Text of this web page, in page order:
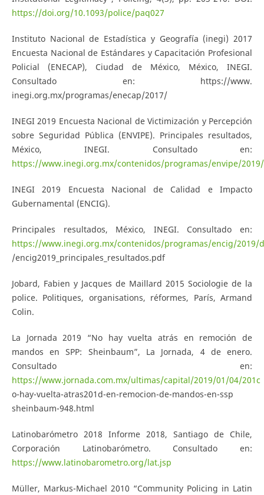
https://doi.org/10.1093/police/paq027
Instituto Nacional de Estadística y Geografía (inegi) 2017
Encuesta Nacional de Estándares y Capacitación Profesional
Policial (ENECAP), Ciudad de México, México, INEGI.
Consultado en: https://www.
inegi.org.mx/programas/enecap/2017/
INEGI 2019 Encuesta Nacional de Victimización y Percepción
sobre Seguridad Pública (ENVIPE). Principales resultados,
México, INEGI. Consultado en:
https://www.inegi.org.mx/contenidos/programas/envipe/
INEGI 2019 Encuesta Nacional de Calidad e Impacto
Gubernamental (ENCIG).
Principales resultados, México, INEGI. Consultado en:
https://www.inegi.org.mx/contenidos/programas/encig/2019/
/encig2019_principales_resultados.pdf
Jobard, Fabien y Jacques de Maillard 2015 Sociologie de la
police. Politiques, organisations, réformes, París, Armand
Colin.
La Jornada 2019 “No hay vuelta atrás en remoción de
mandos en SPP: Sheinbaum”, La Jornada, 4 de enero.
Consultado en:
https://www.jornada.com.mx/ultimas/capital/2019/01/04/201c
o-hay-vuelta-atras201d-en-remocion-de-mandos-en-ssp
sheinbaum-948.html
Latinobarómetro 2018 Informe 2018, Santiago de Chile,
Corporación Latinobarómetro. Consultado en:
https://www.latinobarometro.org/lat.jsp
Müller, Markus-Michael 2010 “Community Policing in Latin